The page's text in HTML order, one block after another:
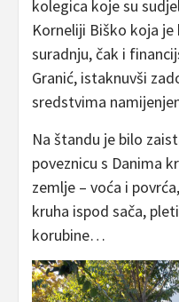
kolegica koje su
Korneliji Biško koja
suradnju, čak i
Granić, istaknuvši
sredstvima
Na štandu je bilo
poveznicu s Danima
zemlje – voća i
kruha ispod sača,
korubine…